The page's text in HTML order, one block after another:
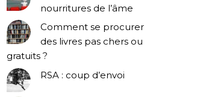
nourritures de l’âme
Comment se procurer
des livres pas chers ou
gratuits ?
RSA : coup d’envoi